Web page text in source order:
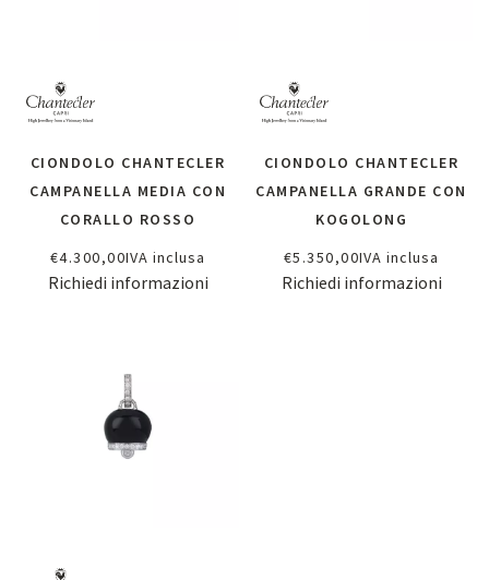
CIONDOLO CHANTECLER
CAMPANELLA MEDIA CON
CORALLO ROSSO
€4.300,00IVA inclusa
Richiedi informazioni
CIONDOLO CHANTECLER
CAMPANELLA GRANDE CON
KOGOLONG
€5.350,00IVA inclusa
Richiedi informazioni